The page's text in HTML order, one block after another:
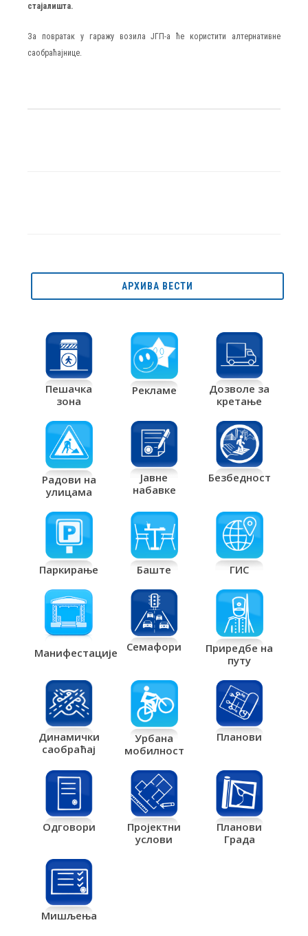
стајалишта.
За повратак у гаражу возила ЈГП-а ће користити алтернативне
саобраћајнице.
АРХИВА ВЕСТИ
Пешачка
зона
Рекламе
Дозволе за
кретање
Радови на
улицама
Јавне
набавке
Безбедност
Паркирање Баште ГИС
Манифестације Семафори
Приредбе на
путу
Динамички
саобраћај
Урбана
мобилност
Планови
Одговори
Пројектни
услови
Планови
Града
Мишљења